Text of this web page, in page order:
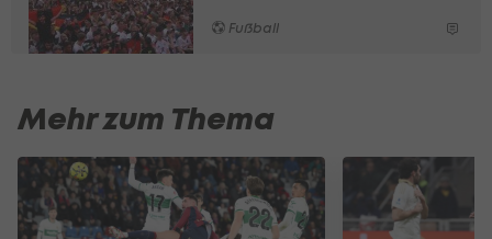
Fußball
Mehr zum Thema